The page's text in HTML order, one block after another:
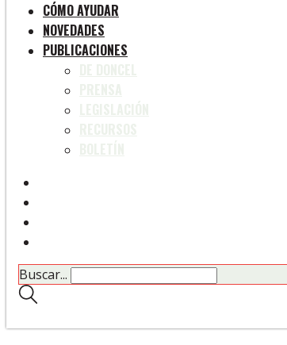
CÓMO AYUDAR
NOVEDADES
PUBLICACIONES
Buscar...